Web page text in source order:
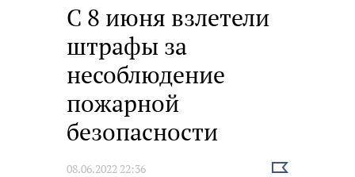
С 8 июня взлетели
штрафы за
несоблюдение
пожарной
безопасности
08.06.2022 22:36
Выбрать